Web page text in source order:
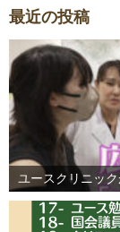
最近の投稿
ユースクリニッ